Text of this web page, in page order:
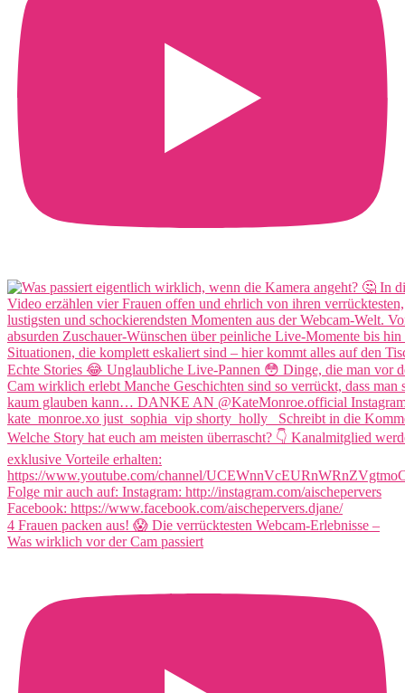
4 Frauen packen aus! 😱 Die verrücktesten Webcam-Erlebnisse –
Was wirklich vor der Cam passiert